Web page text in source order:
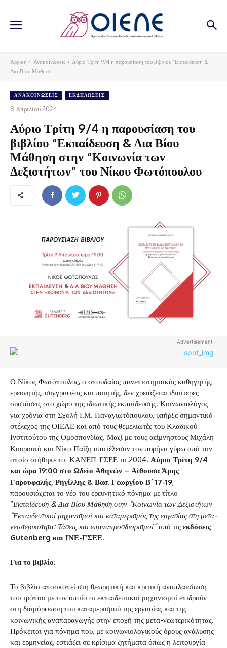
Αρχική Ανακοινώσεις
Αύριο Τρίτη 9/4 η παρουσίαση του βιβλίου "Εκπαίδευση &
Δια Βίου Μάθηση...
ΑΝΑΚΟΙΝΏΣΕΙΣ ΕΚΔΗΛΏΣΕΙΣ
8 Απριλίου 2024
Αύριο Τρίτη 9/4 η παρουσίαση του
βιβλίου “Εκπαίδευση & Δια Βίου
Μάθηση στην “Κοινωνία των
Δεξιοτήτων” του Νίκου Φωτόπουλου
- Advertisement -
Ο Νίκος Φωτόπουλος, ο σπουδαίος πανεπιστημιακός καθηγητής,
ερευνητής, συγγραφέας και ποιητής, δεν χρειάζεται ιδιαίτερες
συστάσεις στο χώρο της ιδιωτικής εκπαίδευσης. Κοινωνιολόγος
για χρόνια στη Σχολή Ι.Μ. Παναγιωτόπουλου, υπήρξε σημαντικό
στέλεχος της ΟΙΕΛΕ και από τους θεμελιωτές του Κλαδικού
Ινστιτούτου της Ομοσπονδίας. Μαζί με τους αείμνηστους Μιχάλη
Κουρουτό και Νίκο Παΐζη αποτέλεσαν τον πυρήνα γύρω από τον
οποίο στήθηκε το ΚΑΝΕΠ-ΓΣΕΕ το 2004. Αύριο Τρίτη 9/4
και ώρα 19:00 στο Ωδείο Αθηνών – Αίθουσα Άρης
Γαρουφαλής, Ρηγίλλης & Βασ. Γεωργίου Β΄ 17-19,
παρουσιάζεται το νέο του ερευνητικό πόνημα με τίτλο
“Εκπαίδευση & Δια Βίου Μάθηση στην “Κοινωνία των Δεξιοτήτων
”Εκπαιδευτικοί μηχανισμοί και καταμερισμός της εργασίας στη μετα-
νεωτερικότητα: Τάσεις και επαναπροσδιορισμοί”από τις εκδόσεις
Gutenberg και ΙΝΕ-ΓΣΕΕ.
Για το βιβλίο:
Το βιβλίο αποσκοπεί στη θεωρητική και κριτική αναπλαισίωση
του τρόπου με τον οποίο οι εκπαιδευτικοί μηχανισμοί επιδρούν
στη διαμόρφωση του καταμερισμού της εργασίας και της
κοινωνικής αναπαραγωγής στην εποχή της μετα-νεωτερικότητας.
Πρόκειται για πόνημα που, με κοινωνιολογικούς όρους ανάλυσης
και ερμηνείας, εστιάζει σε κρίσιμα ζητήματα όπως η λειτουργία